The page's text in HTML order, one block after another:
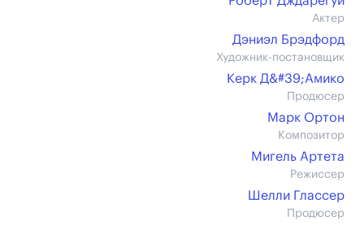
Актер
Дэниэл Брэдфорд
Художник-постановщик
Керк Д&#39;Амико
Продюсер
Марк Ортон
Композитор
Мигель Артета
Режиссер
Шелли Глассер
Продюсер